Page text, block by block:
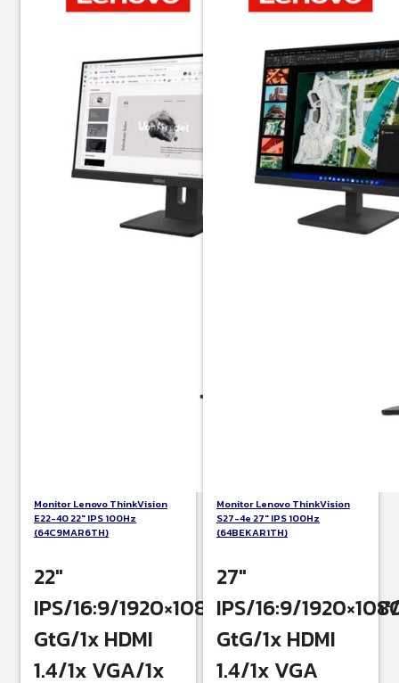
Monitor Lenovo ThinkVision
E22-40 22″ IPS 100Hz
(64C9MAR6TH)
22″
IPS/16:9/1920×1080/1300:1/250cd/
GtG/1x HDMI
1.4/1x VGA/1x
Monitor Lenovo ThinkVision
S27-4e 27″ IPS 100Hz
(64BEKAR1TH)
27″
IPS/16:9/
GtG/1x HDMI
1.4/1x VGA